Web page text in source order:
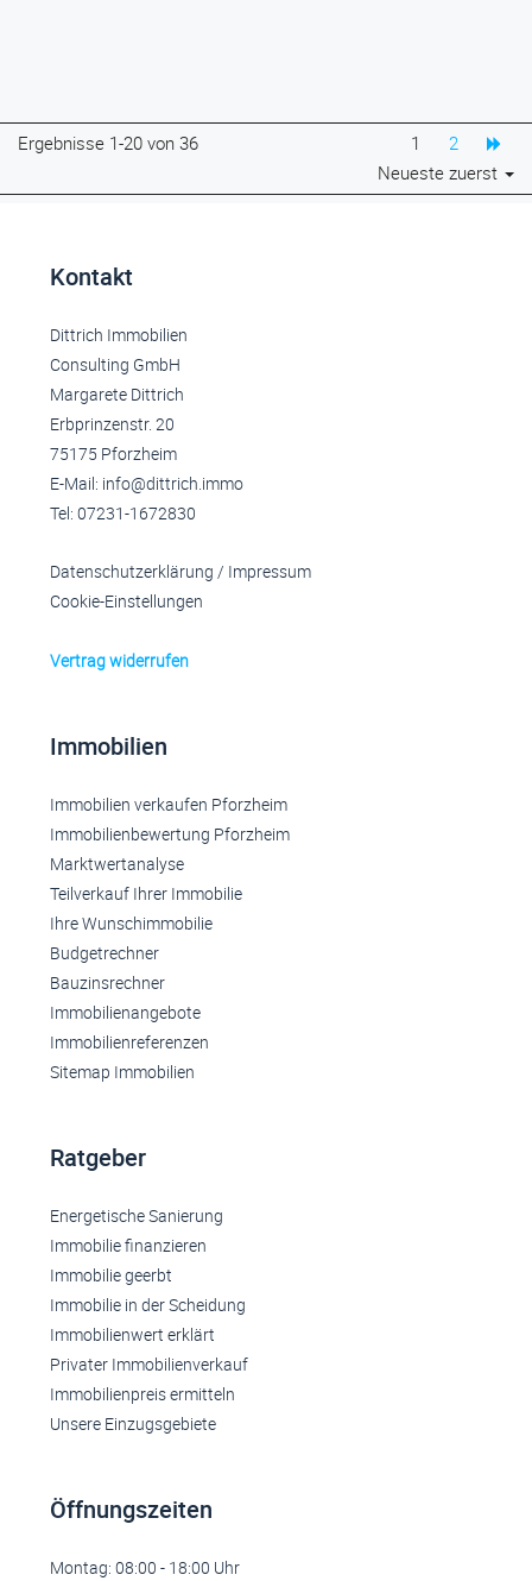
Ergebnisse 1-20 von 36 1
2
Neueste zuerst
Kontakt
Dittrich Immobilien
Consulting GmbH
Margarete Dittrich
Erbprinzenstr. 20
75175 Pforzheim
E-Mail: info@dittrich.immo
Tel: 07231-1672830
Datenschutzerklärung / Impressum
Cookie-Einstellungen
Vertrag widerrufen
Immobilien
Immobilien verkaufen Pforzheim
Immobilienbewertung Pforzheim
Marktwertanalyse
Teilverkauf Ihrer Immobilie
Ihre Wunschimmobilie
Budgetrechner
Bauzinsrechner
Immobilienangebote
Immobilienreferenzen
Sitemap Immobilien
Ratgeber
Energetische Sanierung
Immobilie finanzieren
Immobilie geerbt
Immobilie in der Scheidung
Immobilienwert erklärt
Privater Immobilienverkauf
Immobilienpreis ermitteln
Unsere Einzugsgebiete
Öffnungszeiten
Montag: 08:00 - 18:00 Uhr